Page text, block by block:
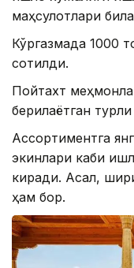
маҳсулотлари
Кўргазмада 1000
сотилди.
Пойтахт
берилаётган
Ассортиментга
экинлари каби
киради. Асал,
ҳам бор.